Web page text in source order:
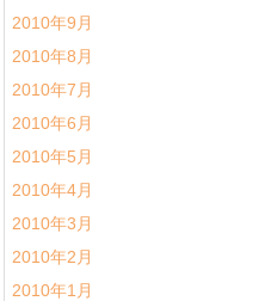
2010年9月
2010年8月
2010年7月
2010年6月
2010年5月
2010年4月
2010年3月
2010年2月
2010年1月